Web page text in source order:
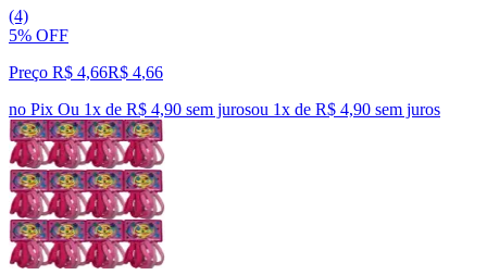
(4)
5% OFF
Preço R$ 4,66R$ 4,66
no Pix Ou 1x de R$ 4,90 sem jurosou 1x de R$ 4,90 sem juros